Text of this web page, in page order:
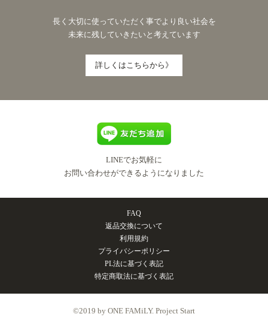
長く大切に使っていただく事でより良い社会を
未来に残していきたいと考えています
詳しくはこちらから》
LINEでお気軽に
お問い合わせができるようになりました
FAQ
返品交換について
利用規約
プライバシーポリシー
PL法に基づく表記
特定商取法に基づく表記
©2019 by ONE FAMiLY. Project Start